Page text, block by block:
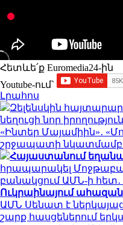
Հետևե՛ք Euromedia24-ին
Youtube-ում`
Լրահոս
Զելենսկին
նեղուցի նոր
«Ինտեր Մայամիին»․
շրջապատի նկատմամբ
Հայաստանում
հրապարակել Մոջթաբա
բանակցում ԱՄՆ-ի
Ուկրաինայում
ԱՄՆ Սենատ է
շարք հասցեներում